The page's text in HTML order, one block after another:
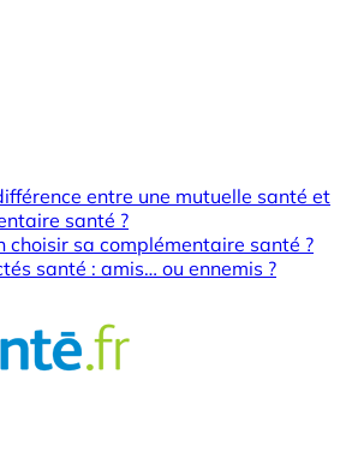
entre une mutuelle santé et
santé ?
choisir sa complémentaire santé ?
santé : amis… ou ennemis ?